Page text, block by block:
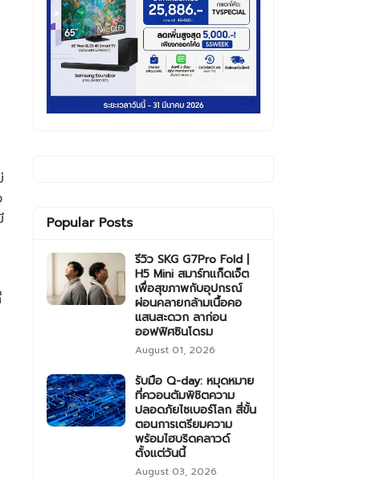
Popular Posts
รีวิว SKG G7Pro Fold |
H5 Mini สมาร์ทแก็ดเจ็ต
เพื่อสุขภาพกับอุปกรณ์
ผ่อนคลายกล้ามเนื้อคอ
แสนสะดวก ลาก่อน
ออฟฟิศซินโดรม
August 01, 2026
รับมือ Q-day: หมุดหมาย
ที่ควอนตัมพิชิตความ
ปลอดภัยไซเบอร์โลก สี่ขั้น
ตอนการเตรียมความ
พร้อมไฮบริดคลาวด์
ตั้งแต่วันนี้
August 03, 2026